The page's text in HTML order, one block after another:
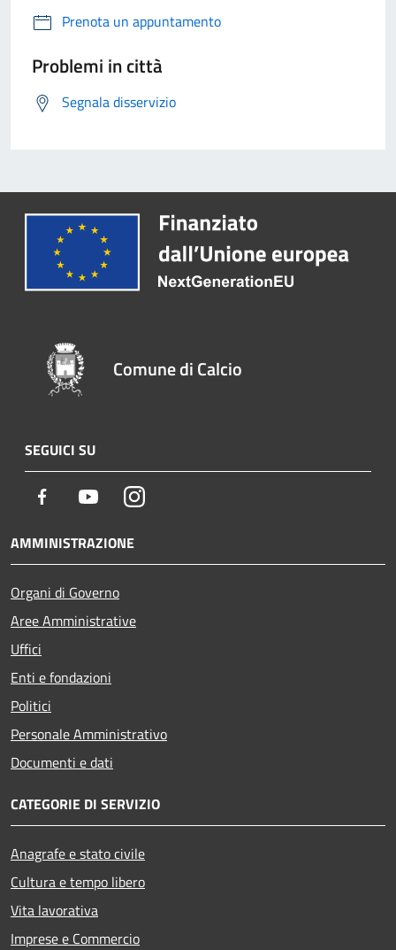
Prenota un appuntamento
Problemi in città
Segnala disservizio
Comune di Calcio
SEGUICI SU
Facebook YoutubeInstagram
AMMINISTRAZIONE
Organi di Governo
Aree Amministrative
Uffici
Enti e fondazioni
Politici
Personale Amministrativo
Documenti e dati
CATEGORIE DI SERVIZIO
Anagrafe e stato civile
Cultura e tempo libero
Vita lavorativa
Imprese e Commercio